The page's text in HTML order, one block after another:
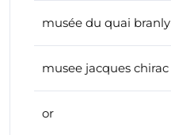
musée du quai branly
musee jacques chirac
or